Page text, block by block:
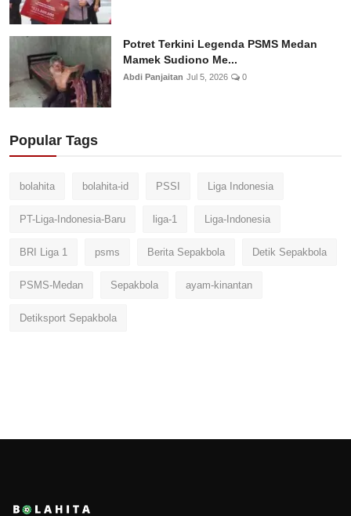
Potret Terkini Legenda PSMS Medan
Mamek Sudiono Me...
Abdi Panjaitan Jul 5, 2026 0
Popular Tags
bolahita bolahita-id PSSI Liga Indonesia
PT-Liga-Indonesia-Baru liga-1 Liga-Indonesia
BRI Liga 1 psms Berita Sepakbola Detik Sepakbola
PSMS-Medan Sepakbola ayam-kinantan
Detiksport Sepakbola